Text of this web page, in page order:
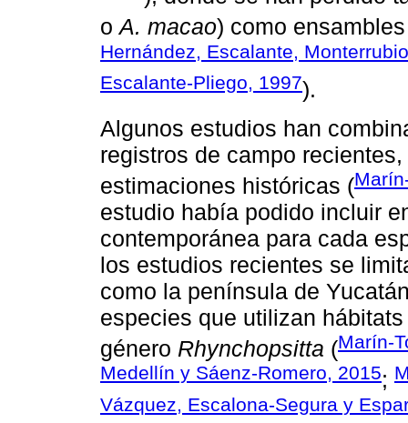
oA. macao) como
Hernández, Escalante,
Escalante-Pliego, 1997).
Algunos estudios han
registros de campo
estimaciones históricas (
estudio había podido incluir
contemporánea para cada
los estudios recientes se
como la península de
especies que utilizan
género Rhynchopsitta (Marín-
Medellín y Sáenz-Romero, 2015;
Vázquez, Escalona-Segura y